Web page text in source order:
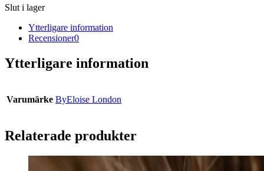
Slut i lager
Ytterligare information
Recensioner0
Ytterligare information
Varumärke ByEloise London
Relaterade produkter